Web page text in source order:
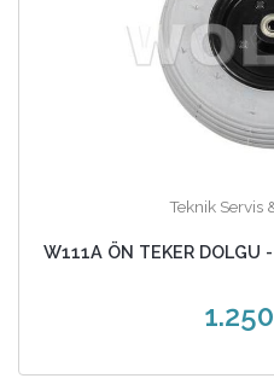
Teknik Servis
W111A ÖN TEKER DOLGU